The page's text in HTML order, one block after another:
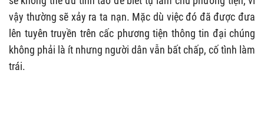
vậy thường sẽ xảy ra ta nạn. Mặc dù việc đó đã được đưa
lên tuyên truyền trên cấc phương tiện thông tin đại chúng
không phải là ít nhưng người dân vẫn bất chấp, cố tình làm
trái.